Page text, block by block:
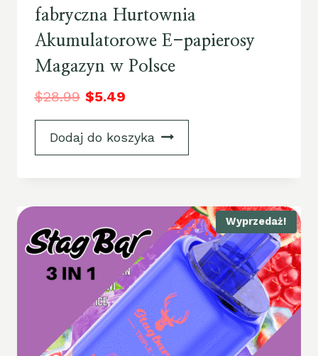
fabryczna Hurtownia
Akumulatorowe E-papierosy
Magazyn w Polsce
$28.99 $5.49
Dodaj do koszyka
Wyprzedaż!